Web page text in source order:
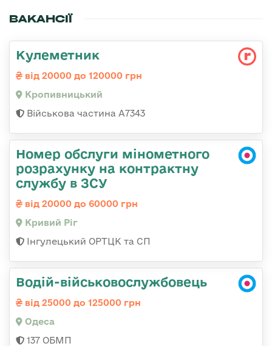
ВАКАНСІЇ
Кулеметник
від 20000 до 120000 грн
Кропивницький
Військова частина А7343
Номер обслуги мінометного
розрахунку на контрактну
службу в ЗСУ
від 20000 до 60000 грн
Кривий Ріг
Інгулецький ОРТЦК та СП
Водій-військовослужбовець
від 25000 до 125000 грн
Одеса
137 ОБМП